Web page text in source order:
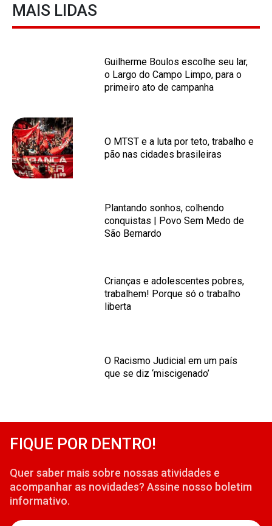
MAIS LIDAS
Guilherme Boulos escolhe seu lar,
o Largo do Campo Limpo, para o
primeiro ato de campanha
O MTST e a luta por teto, trabalho e
pão nas cidades brasileiras
Plantando sonhos, colhendo
conquistas | Povo Sem Medo de
São Bernardo
Crianças e adolescentes pobres,
trabalhem! Porque só o trabalho
liberta
O Racismo Judicial em um país
que se diz ‘miscigenado’
FIQUE POR DENTRO!
Quer saber mais sobre nossas atividades e
acompanhar as novidades? Assine nosso boletim
informativo.